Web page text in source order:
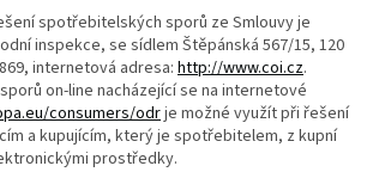
spotřebitelských sporů ze Smlouvy je
inspekce, se sídlem Štěpánská 567/15, 120
internetová adresa: http://www.coi.cz.
on-line nacházející se na internetové
consumers/odrje možné využít při řešení
a kupujícím, který je spotřebitelem, z kupní
prostředky.